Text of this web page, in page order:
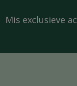
Mis exclusieve